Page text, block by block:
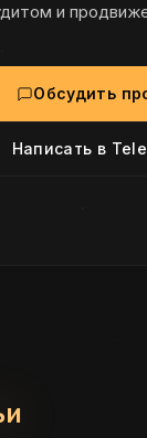
и
Обсудить
Написать в